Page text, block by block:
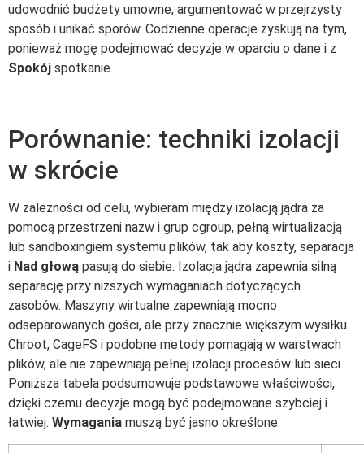
udowodnić budżety umowne, argumentować w przejrzysty
sposób i unikać sporów. Codzienne operacje zyskują na tym,
ponieważ mogę podejmować decyzje w oparciu o dane i z
Spokój spotkanie.
Porównanie: techniki izolacji
w skrócie
W zależności od celu, wybieram między izolacją jądra za
pomocą przestrzeni nazw i grup cgroup, pełną wirtualizacją
lub sandboxingiem systemu plików, tak aby koszty, separacja
i Nad głową pasują do siebie. Izolacja jądra zapewnia silną
separację przy niższych wymaganiach dotyczących
zasobów. Maszyny wirtualne zapewniają mocno
odseparowanych gości, ale przy znacznie większym wysiłku.
Chroot, CageFS i podobne metody pomagają w warstwach
plików, ale nie zapewniają pełnej izolacji procesów lub sieci.
Poniższa tabela podsumowuje podstawowe właściwości,
dzięki czemu decyzje mogą być podejmowane szybciej i
łatwiej. Wymagania muszą być jasno określone.